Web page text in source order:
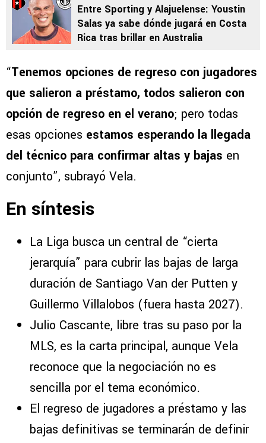
Entre Sporting y Alajuelense: Youstin
Salas ya sabe dónde jugará en Costa
Rica tras brillar en Australia
“Tenemos opciones de regreso con jugadores
que salieron a préstamo, todos salieron con
opción de regreso en el verano; pero todas
esas opciones estamos esperando la llegada
del técnico para confirmar altas y bajas en
conjunto”, subrayó Vela.
En síntesis
La Liga busca un central de “cierta
jerarquía” para cubrir las bajas de larga
duración de Santiago Van der Putten y
Guillermo Villalobos (fuera hasta 2027).
Julio Cascante, libre tras su paso por la
MLS, es la carta principal, aunque Vela
reconoce que la negociación no es
sencilla por el tema económico.
El regreso de jugadores a préstamo y las
bajas definitivas se terminarán de definir